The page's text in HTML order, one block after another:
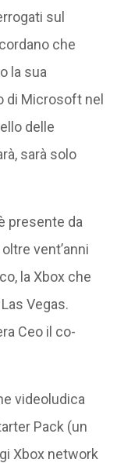
sul
che
la sua
di Microsoft nel
delle
sarà solo
presente da
vent’anni
la Xbox che
Vegas.
Ceo il co-
videoludica
Pack (un
Xbox network